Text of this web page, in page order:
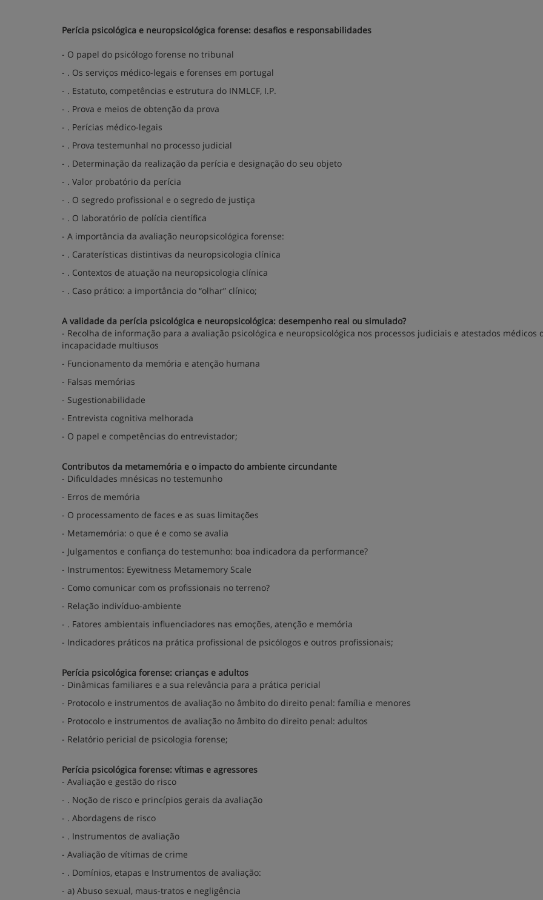
Perícia psicológica e neuropsicológica forense: desafios e responsabilidades
- O papel do psicólogo forense no tribunal
- . Os serviços médico-legais e forenses em portugal
- . Estatuto, competências e estrutura do INMLCF, I.P.
- . Prova e meios de obtenção da prova
- . Perícias médico-legais
- . Prova testemunhal no processo judicial
- . Determinação da realização da perícia e designação do seu objeto
- . Valor probatório da perícia
- . O segredo profissional e o segredo de justiça
- . O laboratório de polícia científica
- A importância da avaliação neuropsicológica forense:
- . Caraterísticas distintivas da neuropsicologia clínica
- . Contextos de atuação na neuropsicologia clínica
- . Caso prático: a importância do “olhar” clínico;
A validade da perícia psicológica e neuropsicológica: desempenho real ou simulado?
- Recolha de informação para a avaliação psicológica e neuropsicológica nos processos judiciais e atestados médicos
incapacidade multiusos
- Funcionamento da memória e atenção humana
- Falsas memórias
- Sugestionabilidade
- Entrevista cognitiva melhorada
- O papel e competências do entrevistador;
Contributos da metamemória e o impacto do ambiente circundante
- Dificuldades mnésicas no testemunho
- Erros de memória
- O processamento de faces e as suas limitações
- Metamemória: o que é e como se avalia
- Julgamentos e confiança do testemunho: boa indicadora da performance?
- Instrumentos: Eyewitness Metamemory Scale
- Como comunicar com os profissionais no terreno?
- Relação indivíduo-ambiente
- . Fatores ambientais influenciadores nas emoções, atenção e memória
- Indicadores práticos na prática profissional de psicólogos e outros profissionais;
Perícia psicológica forense: crianças e adultos
- Dinâmicas familiares e a sua relevância para a prática pericial
- Protocolo e instrumentos de avaliação no âmbito do direito penal: família e menores
- Protocolo e instrumentos de avaliação no âmbito do direito penal: adultos
- Relatório pericial de psicologia forense;
Perícia psicológica forense: vítimas e agressores
- Avaliação e gestão do risco
- . Noção de risco e princípios gerais da avaliação
- . Abordagens de risco
- . Instrumentos de avaliação
- Avaliação de vítimas de crime
- . Domínios, etapas e Instrumentos de avaliação:
- a) Abuso sexual, maus-tratos e negligência